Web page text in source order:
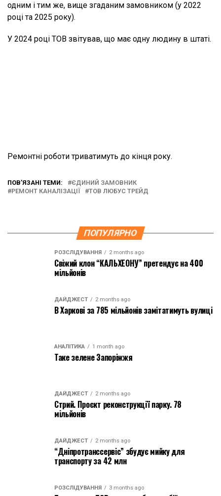
одним і тим же, вище згаданим замовником (у 2022
році та 2025 року).
У 2024 році ТОВ звітував, що має одну людину в штаті.
Ремонтні роботи триватимуть до кінця року.
ПОВ’ЯЗАНІ ТЕМИ:
ЄДИНИЙ ЗАМОВНИК
РЕМОНТ КАНАЛІЗАЦІЇ
ТОВ ЛЮБУС ТРЕЙД
ПОПУЛЯРНО
РОЗСЛІДУВАННЯ 2 months ago
Свіжий клон “КАЛЬХЕОНУ” претендує на 400
мільйонів
ДАЙДЖЕСТ 2 months ago
В Харкові за 785 мільйонів замітатимуть вулиці
АНАЛІТИКА 1 month ago
Таке зелене Запоріжжя
ДАЙДЖЕСТ 2 months ago
Стрий. Проєкт реконструкції парку. 78
мільйонів
ДАЙДЖЕСТ 2 months ago
“Дніпротранссервіс” збудує мийку для
транспорту за 42 млн
РОЗСЛІДУВАННЯ 3 months ago